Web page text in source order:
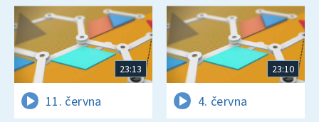
23:13
11. června
23:10
4. června